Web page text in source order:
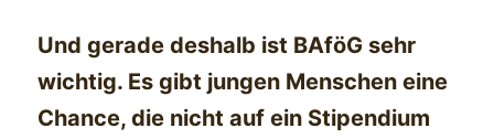
Und gerade deshalb ist BAföG sehr
wichtig. Es gibt jungen Menschen eine
Chance, die nicht auf ein Stipendium